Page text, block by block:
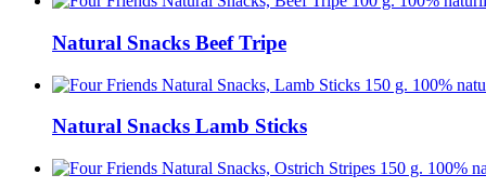
Natural Snacks Beef Tripe
Natural Snacks Lamb Sticks